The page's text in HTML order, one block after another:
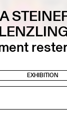
EXHIBITION